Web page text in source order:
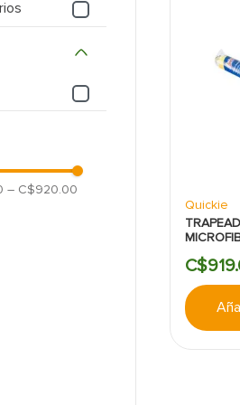
– C$920.00
Quickie
C$919.
pantry